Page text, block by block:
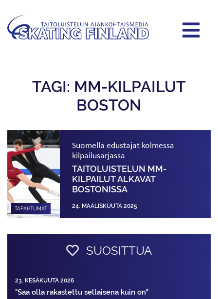
TAGI: MM-KILPAILUT
BOSTON
TAPAHTUMAT
Suomella edustajat kolmessa
kilpailusarjassa
TAITOLUISTELUN MM-
KILPAILUT ALKAVAT
BOSTONISSA
24. MAALISKUUTA 2025
SUOSITTUA
23. KESÄKUUTA 2026
"Saa olla rakastettu sellaisena kuin on"